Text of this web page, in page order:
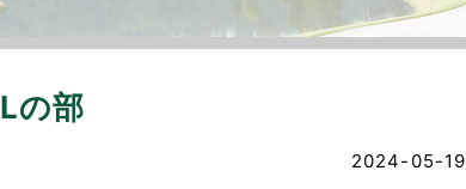
の部
2024-05-19